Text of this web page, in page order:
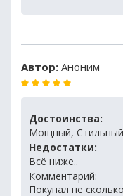
Автор: Аноним
Достоинства:
Мощный,
Недостатки:
Всё ниже..
Комментарий:
Покупал не